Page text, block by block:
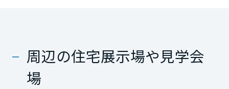
周辺の住宅展示場や見学会
場